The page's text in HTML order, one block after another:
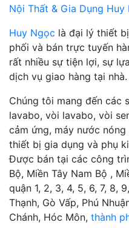
Nội Thất & Gia Dụng Huy
Huy Ngọc là đại lý thiết
phối và bán trực tuyến
rất nhiều sự tiện lợi, sự
dịch vụ giao hàng tại nhà.
Chúng tôi mang đến các
lavabo, vòi lavabo, vòi
cảm ứng, máy nước
thiết bị gia dụng và phụ
Được bán tại các công
Bộ, Miền Tây Nam Bộ ,
quận 1, 2, 3, 4, 5, 6, 7, 8,
Thạnh, Gò Vấp, Phú
Chánh, Hóc Môn, thành